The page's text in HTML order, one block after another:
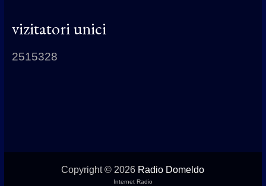
vizitatori unici
2515328
Copyright © 2026 Radio Domeldo
Internet Radio